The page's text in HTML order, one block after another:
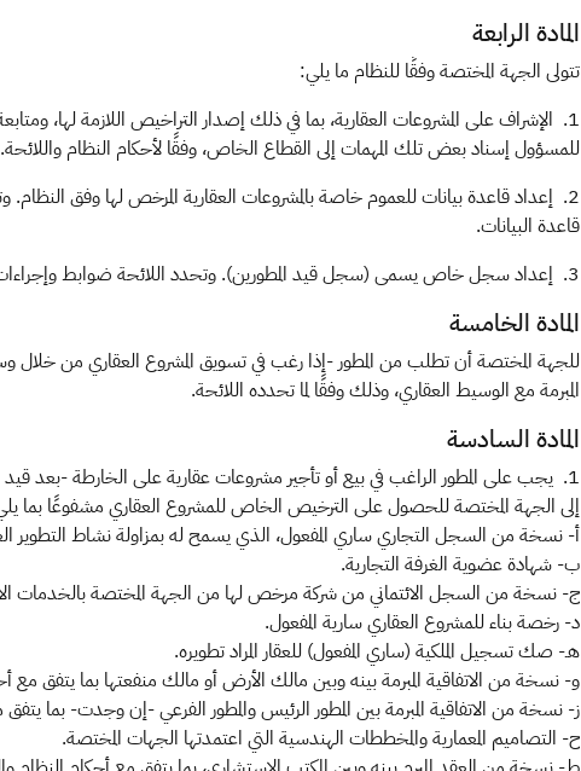
المادة الرابعة
تتولى الجهة المختصة وفقًا للنظام ما يلي:
1. الإشراف على المشروعات العقارية، بما في ذلك إصدار التراخيص اللازمة لها،
للمسؤول إسناد بعض تلك المهمات إلى القطاع الخاص، وفقًا لأحكام النظام واللائحة.
2. إعداد قاعدة بيانات للعموم خاصة بالمشروعات العقارية المرخص لها وفق النظام.
قاعدة البيانات.
3. إعداد سجل خاص يسمى (سجل قيد المطورين). وتحدد اللائحة ضوابط وإجراءات القيد.
المادة الخامسة
للجهة المختصة أن تطلب من المطور -إذا رغب في تسويق المشروع العقاري من خلال
المبرمة مع الوسيط العقاري، وذلك وفقًا لما تحدده اللائحة.
المادة السادسة
1. يجب على المطور الراغب في بيع أو تأجير مشروعات عقارية على الخارطة -بعد
إلى الجهة المختصة للحصول على الترخيص الخاص للمشروع العقاري مشفوعًا بما
أ- نسخة من السجل التجاري ساري المفعول، الذي يسمح له بمزاولة نشاط التطوير
ب- شهادة عضوية الغرفة التجارية.
ج- نسخة من السجل الائتماني من شركة مرخص لها من الجهة المختصة بالخدمات
د- رخصة بناء للمشروع العقاري سارية المفعول.
هـ- صك تسجيل الملكية (ساري المفعول) للعقار المراد تطويره.
و- نسخة من الاتفاقية المبرمة بينه وبين مالك الأرض أو مالك منفعتها بما يتفق مع
ز- نسخة من الاتفاقية المبرمة بين المطور الرئيس والمطور الفرعي -إن وجدت- بما
ح- التصاميم المعمارية والمخططات الهندسية التي اعتمدتها الجهات المختصة.